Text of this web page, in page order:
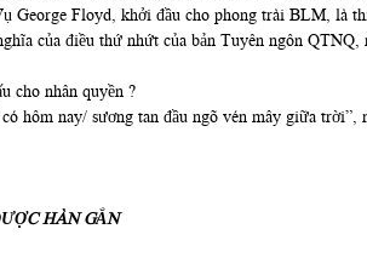
George Floyd, khởi đầu cho phong trài BLM, là
của điều thứ nhứt của bản Tuyên ngôn QTNQ,
cho nhân quyền ?
hôm nay/ sương tan đầu ngõ vén mây giữa trời”,
HÀN GẮN